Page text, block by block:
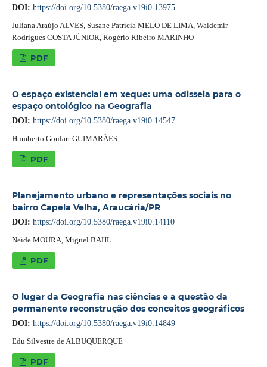
DOI: https://doi.org/10.5380/raega.v19i0.13975
Juliana Araújo ALVES, Susane Patrícia MELO DE LIMA, Waldemir
Rodrigues COSTA JÚNIOR, Rogério Ribeiro MARINHO
PDF
O espaço existencial em xeque: uma odisseia para o
espaço ontológico na Geografia
DOI: https://doi.org/10.5380/raega.v19i0.14547
Humberto Goulart GUIMARÃES
PDF
Planejamento urbano e representações sociais no
bairro Capela Velha, Araucária/PR
DOI: https://doi.org/10.5380/raega.v19i0.14110
Neide MOURA, Miguel BAHL
PDF
O lugar da Geografia nas ciências e a questão da
permanente reconstrução dos conceitos geográficos
DOI: https://doi.org/10.5380/raega.v19i0.14849
Edu Silvestre de ALBUQUERQUE
PDF